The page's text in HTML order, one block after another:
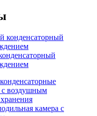
камера с